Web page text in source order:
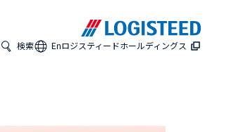
検索 Enロジスティードホールディングス